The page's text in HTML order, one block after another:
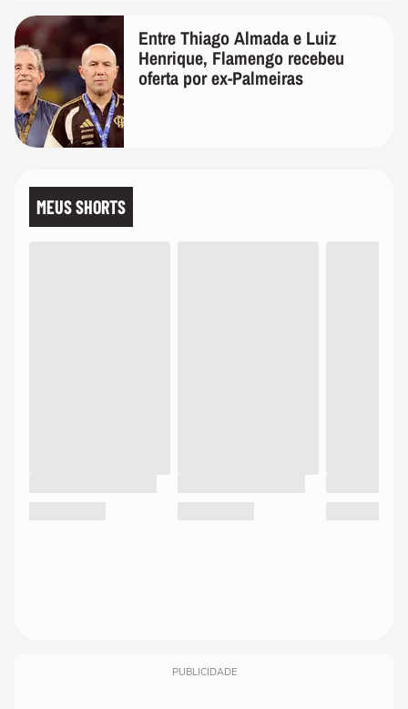
Entre Thiago Almada e Luiz
Henrique, Flamengo recebeu
oferta por ex-Palmeiras
MEUS SHORTS
PUBLICIDADE